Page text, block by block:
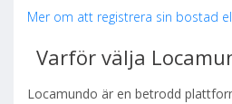
Mer om att registrera sin bostad
Varför välja
Locamundo är en betrodd